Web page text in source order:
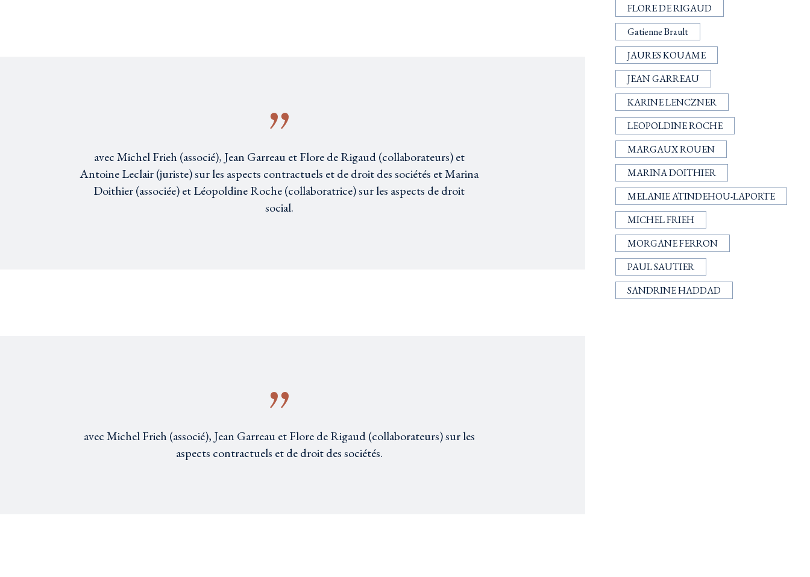
avec Michel Frieh (associé), Jean Garreau et Flore de Rigaud (collaborateurs) et
Antoine Leclair (juriste) sur les aspects contractuels et de droit des sociétés et Marina
Doithier (associée) et Léopoldine Roche (collaboratrice) sur les aspects de droit
social.
avec Michel Frieh (associé), Jean Garreau et Flore de Rigaud (collaborateurs) sur les
aspects contractuels et de droit des sociétés.
FLORE DE RIGAUD
Gatienne Brault
JAURES KOUAME
JEAN GARREAU
KARINE LENCZNER
LEOPOLDINE ROCHE
MARGAUX ROUEN
MARINA DOITHIER
MELANIE ATINDEHOU-LAPORTE
MICHEL FRIEH
MORGANE FERRON
PAUL SAUTIER
SANDRINE HADDAD